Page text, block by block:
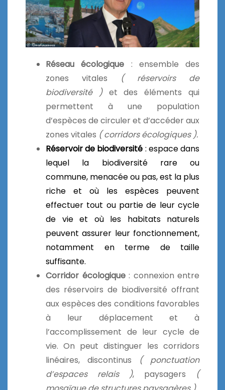
Réseau écologique : ensemble des
zones vitales ( réservoirs de
biodiversité )et des éléments qui
permettent à une population
d’espèces de circuler et d’accéder aux
zones vitales ( corridors écologiques ).
Réservoir de biodiversité : espace dans
lequel la biodiversité rare ou
commune, menacée ou pas, est la plus
riche et où les espèces peuvent
effectuer tout ou partie de leur cycle
de vie et où les habitats naturels
peuvent assurer leur fonctionnement,
notamment en terme de taille
suffisante.
Corridor écologique: connexion entre
des réservoirs de biodiversité offrant
aux espèces des conditions favorables
à leur déplacement et à
l’accomplissement de leur cycle de
vie. On peut distinguer les corridors
linéaires, discontinus ( ponctuation
d’espaces relais ), paysagers (